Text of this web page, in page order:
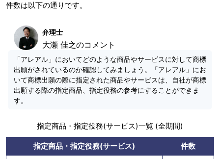
件数は以下の通りです。
弁理士
大瀬 佳之のコメント
「アレアル」においてどのような商品やサービスに対して商標
出願がされているのか確認してみましょう。「アレアル」にお
いて商標出願の際に指定された商品やサービスは、自社が商標
出願する際の指定商品、指定役務の参考にすることができま
す。
指定商品・指定役務(サービス)一覧 (全期間)
指定商品・指定役務(サービス)
件数